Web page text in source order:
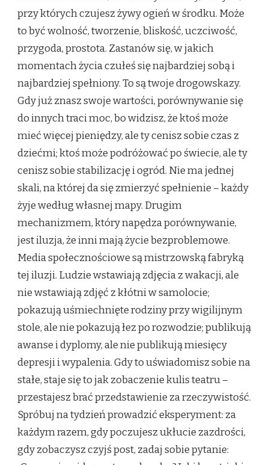
przy których czujesz żywy ogień w środku. Może
to być wolność, tworzenie, bliskość, uczciwość,
przygoda, prostota. Zastanów się, w jakich
momentach życia czułeś się najbardziej sobą i
najbardziej spełniony. To są twoje drogowskazy.
Gdy już znasz swoje wartości, porównywanie się
do innych traci moc, bo widzisz, że ktoś może
mieć więcej pieniędzy, ale ty cenisz sobie czas z
dziećmi; ktoś może podróżować po świecie, ale ty
cenisz sobie stabilizację i ogród. Nie ma jednej
skali, na której da się zmierzyć spełnienie – każdy
żyje według własnej mapy. Drugim
mechanizmem, który napędza porównywanie,
jest iluzja, że inni mają życie bezproblemowe.
Media społecznościowe są mistrzowską fabryką
tej iluzji. Ludzie wstawiają zdjęcia z wakacji, ale
nie wstawiają zdjęć z kłótni w samolocie;
pokazują uśmiechnięte rodziny przy wigilijnym
stole, ale nie pokazują łez po rozwodzie; publikują
awanse i dyplomy, ale nie publikują miesięcy
depresji i wypalenia. Gdy to uświadomisz sobie na
stałe, staje się to jak zobaczenie kulis teatru –
przestajesz brać przedstawienie za rzeczywistość.
Spróbuj na tydzień prowadzić eksperyment: za
każdym razem, gdy poczujesz ukłucie zazdrości,
gdy zobaczysz czyjś post, zadaj sobie pytanie: